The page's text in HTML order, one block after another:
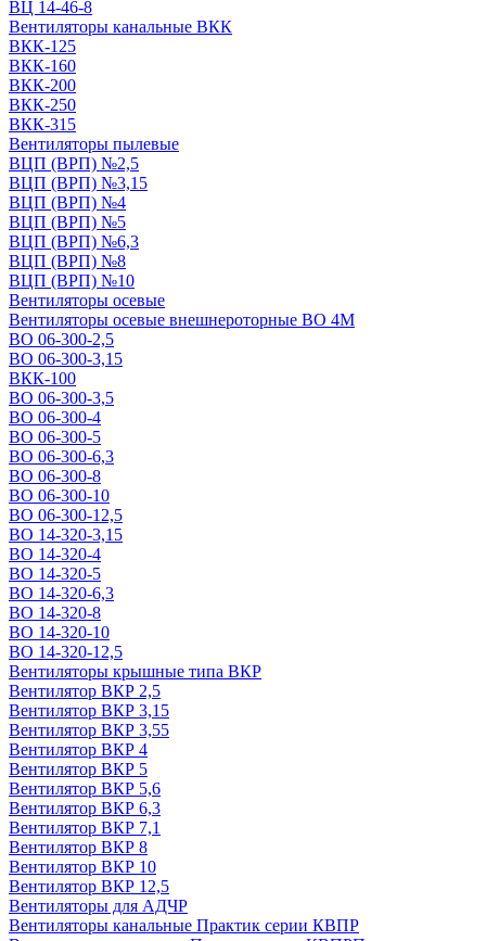
ВЦ 14-46-8
Вентиляторы канальные ВКК
ВКК-125
ВКК-160
ВКК-200
ВКК-250
ВКК-315
Вентиляторы пылевые
ВЦП (ВРП) №2,5
ВЦП (ВРП) №3,15
ВЦП (ВРП) №4
ВЦП (ВРП) №5
ВЦП (ВРП) №6,3
ВЦП (ВРП) №8
ВЦП (ВРП) №10
Вентиляторы осевые
Вентиляторы осевые внешнероторные ВО 4М
ВО 06-300-2,5
ВО 06-300-3,15
ВКК-100
ВО 06-300-3,5
ВО 06-300-4
ВО 06-300-5
ВО 06-300-6,3
ВО 06-300-8
ВО 06-300-10
ВО 06-300-12,5
ВО 14-320-3,15
ВО 14-320-4
ВО 14-320-5
ВО 14-320-6,3
ВО 14-320-8
ВО 14-320-10
ВО 14-320-12,5
Вентиляторы крышные типа ВКР
Вентилятор ВКР 2,5
Вентилятор ВКР 3,15
Вентилятор ВКР 3,55
Вентилятор ВКР 4
Вентилятор ВКР 5
Вентилятор ВКР 5,6
Вентилятор ВКР 6,3
Вентилятор ВКР 7,1
Вентилятор ВКР 8
Вентилятор ВКР 10
Вентилятор ВКР 12,5
Вентиляторы для АДЧР
Вентиляторы канальные Практик серии КВПР